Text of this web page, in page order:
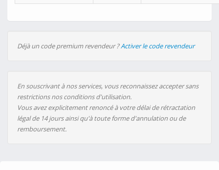
Déjà un code premium revendeur ?Activer le code revendeur
En souscrivant à nos services, vous reconnaissez accepter sans
restrictions nos conditions d'utilisation.
Vous avez explicitement renoncé à votre délai de rétractation
légal de 14 jours ainsi qu'à toute forme d'annulation ou de
remboursement.